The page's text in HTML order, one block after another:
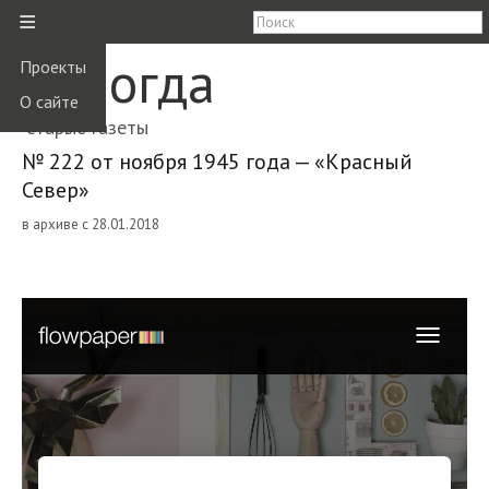
≡
Проекты
О сайте
Вологда
старые газеты
№ 222 от ноября 1945 года — «Красный
Север»
в архиве с 28.01.2018